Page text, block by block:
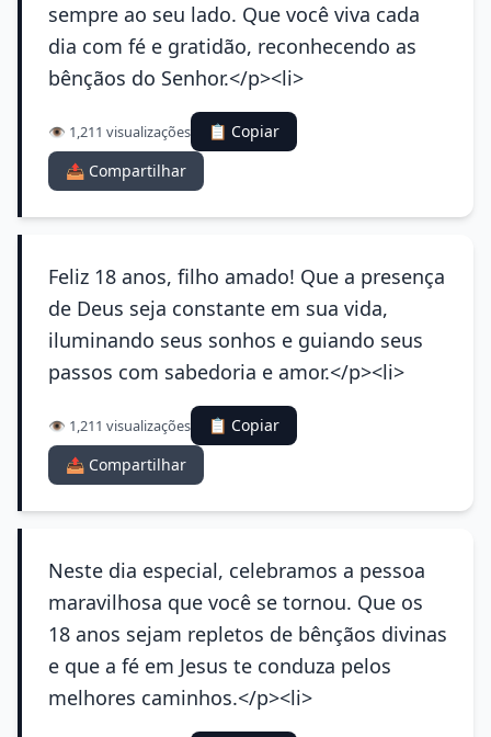
sempre ao seu lado. Que você viva cada
dia com fé e gratidão, reconhecendo as
bênçãos do Senhor.</p><li>
👁️ 1,211 visualizações
📋 Copiar
📤 Compartilhar
Feliz 18 anos, filho amado! Que a presença
de Deus seja constante em sua vida,
iluminando seus sonhos e guiando seus
passos com sabedoria e amor.</p><li>
👁️ 1,211 visualizações
📋 Copiar
📤 Compartilhar
Neste dia especial, celebramos a pessoa
maravilhosa que você se tornou. Que os
18 anos sejam repletos de bênçãos divinas
e que a fé em Jesus te conduza pelos
melhores caminhos.</p><li>